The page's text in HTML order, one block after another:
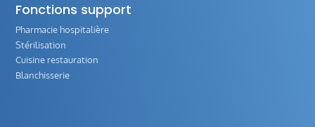
Fonctions support
Pharmacie hospitalière
Stérilisation
Cuisine restauration
Blanchisserie